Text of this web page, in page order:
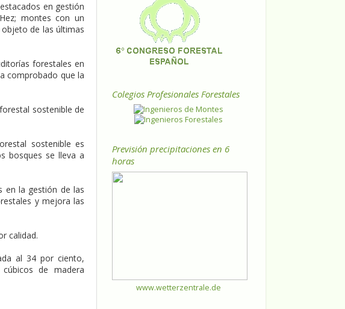
en gestión
montes con un
de las últimas
forestales en
comprobado que la
sostenible de
sostenible es
bosques se lleva a
en la gestión de las
y mejora las
calidad.
al 34 por ciento,
de madera
Colegios Profesionales Forestales
Previsión precipitaciones en 6
horas
www.wetterzentrale.de